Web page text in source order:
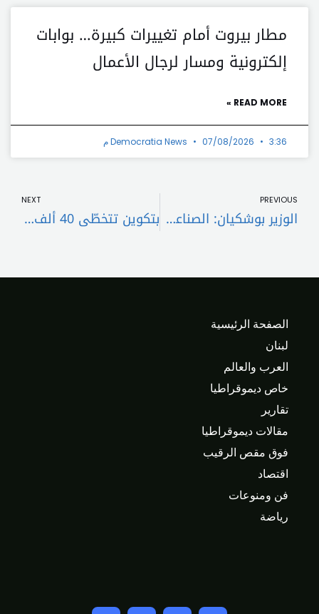
مطار بيروت أمام تغييرات كبيرة… بوابات
إلكترونية ومسار لرجال الأعمال
READ MORE »
Democratia News 07/08/2026 3:36 م
PREVIOUS
الوزير بوشكيان: الصناعة في لبنان هي “طرابلس” ويجب أن تكون منصة إقتصادية
NEXT
بتكوين تتخطّى 40 ألف دولار لأول مرّة هذا العام
الصفحة الرئيسية
لبنان
العرب والعالم
خاص ديموقراطيا
تقارير
مقالات ديموقراطيا
فوق مقص الرقيب
اقتصاد
فن ومنوعات
رياضة